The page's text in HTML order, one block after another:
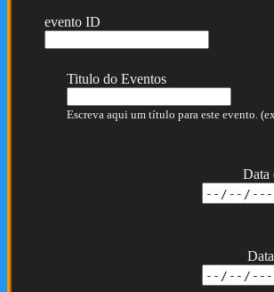
evento ID
Titulo do Eventos
Escreva aqui um título para este evento.
Data